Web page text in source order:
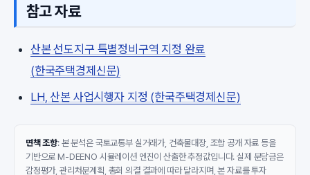
참고 자료
산본 선도지구 특별정비구역 지정 완료
(한국주택경제신문)
LH, 산본 사업시행자 지정 (한국주택경제신문)
면책 조항: 본 분석은 국토교통부 실거래가, 건축물대장, 조합 공개 자료 등을
기반으로 M-DEENO 시뮬레이션 엔진이 산출한 추정값입니다. 실제 분담금은
감정평가, 관리처분계획, 총회 의결 결과에 따라 달라지며, 본 자료를 투자